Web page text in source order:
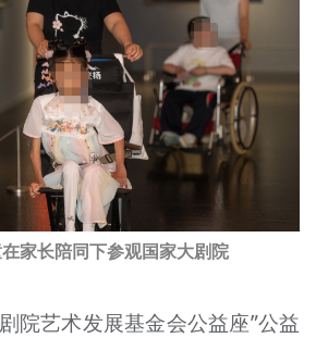
家长陪同下参观国家大剧院
院艺术发展基金会公益座”公益